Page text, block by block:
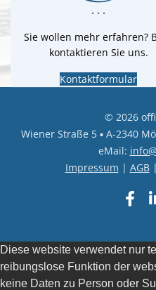
. . .
Sie wollen mehr erfahren?
kontaktieren Sie uns.
Kontaktformular
© 2026
Wiener Straße 5 ▪ A-2340
eMail:
Impressum | AGB|
Diese website verwendet nur
reibungslose Funktion der
keine Daten zu Person oder